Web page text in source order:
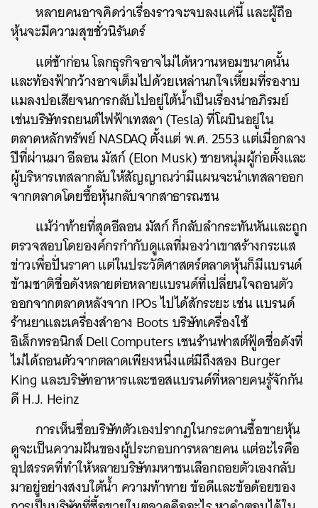
หลายคนอาจคิดว่าเรื่องราวจะจบลงแค่นี้ และผู้ถือ
หุ้นจะมีความสุขชั่วนิรันดร์
แต่ช้าก่อน โลกธุรกิจอาจไม่ได้หวานหอมขนาดนั้น
และท้องฟ้ากว้างอาจเต็มไปด้วยเหล่านกใจเหี้ยมที่รองาบ
แมลงปอเสียจนการกลับไปอยู่ใต้น้ำเป็นเรื่องน่าอภิรมย์
เช่นบริษัทรถยนต์ไฟฟ้าเทสลา (Tesla) ที่โผบินอยู่ใน
ตลาดหลักทรัพย์ NASDAQ ตั้งแต่ พ.ศ. 2553 แต่เมื่อกลาง
ปีที่ผ่านมา อีลอน มัสก์ (Elon Musk) ชายหนุ่มผู้ก่อตั้งและ
ผู้บริหารเทสลากลับให้สัญญาณว่ามีแผนจะนำเทสลาออก
จากตลาดโดยซื้อหุ้นกลับจากสาธารณชน
แม้ว่าท้ายที่สุดอีลอน มัสก์ ก็กลับลำกระทันหันและถูก
ตรวจสอบโดยองค์กรกำกับดูแลที่มองว่าเขาสร้างกระแส
ข่าวเพื่อปั่นราคา แต่ในประวัติศาสตร์ตลาดหุ้นก็มีแบรนด์
ข้ามชาติชื่อดังหลายต่อหลายแบรนด์ที่เปลี่ยนใจถอนตัว
ออกจากตลาดหลังจาก IPOs ไปได้สักระยะ เช่น แบรนด์
ร้านยาและเครื่องสำอาง Boots บริษัทเครื่องใช้
อิเล็กทรอนิกส์ Dell Computers เชนร้านฟาสต์ฟู้ดชื่อดังที่
ไม่ได้ถอนตัวจากตลาดเพียงหนึ่งแต่มีถึงสอง Burger
King และบริษัทอาหารและซอสแบรนด์ที่หลายคนรู้จักกัน
ดี H.J. Heinz
การเห็นชื่อบริษัทตัวเองปรากฏในกระดานซื้อขายหุ้น
ดูจะเป็นความฝันของผู้ประกอบการหลายคน แต่อะไรคือ
อุปสรรคที่ทำให้หลายบริษัทมหาชนเลือกถอยตัวเองกลับ
มาอยู่อย่างสงบใต้น้ำ ความท้าทาย ข้อดีและข้อด้อยของ